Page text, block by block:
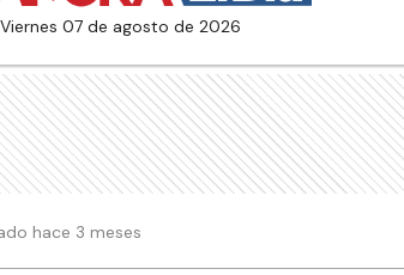
viernes 07 de agosto de 2026
hace 3 meses